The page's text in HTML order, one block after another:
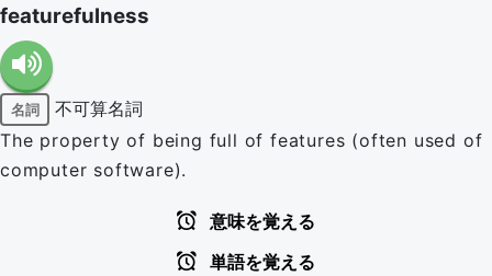
featurefulness
名詞
不可算名詞
The property of being full of features (often used of
computer software).
意味を覚える
単語を覚える